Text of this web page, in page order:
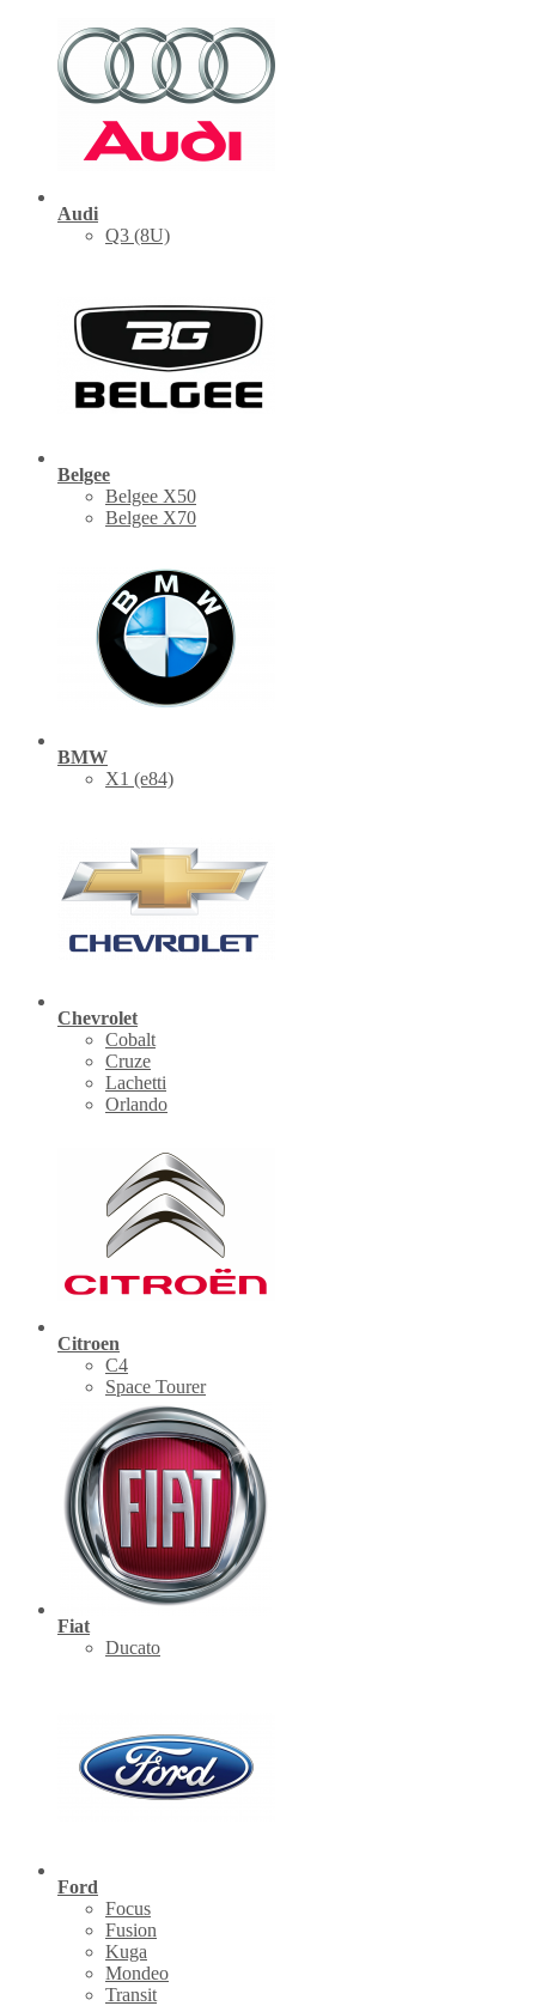
Audi
Q3 (8U)
Belgee
Belgee X50
Belgee X70
BMW
X1 (е84)
Chevrolet
Cobalt
Cruze
Lachetti
Orlando
Citroen
C4
Space Tourer
Fiat
Ducato
Ford
Focus
Fusion
Kuga
Mondeo
Transit